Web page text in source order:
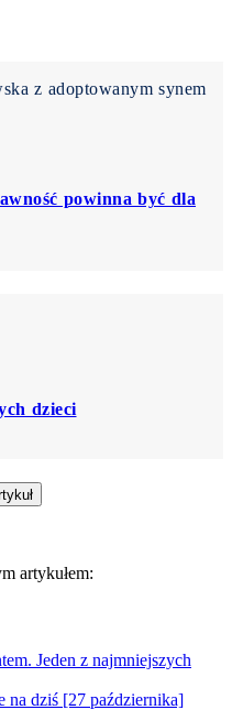
powinna być dla
dzieci
artykułem:
Jeden z najmniejszych
na dziś [27 października]